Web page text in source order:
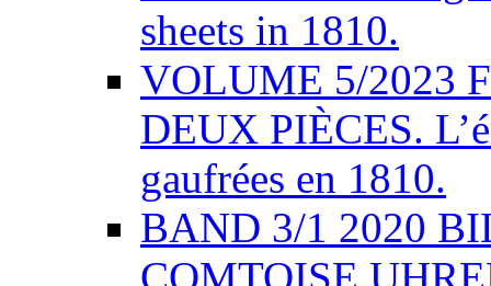
sheets in 1810.
VOLUME 5/2023
DEUX PIÈCES.
gaufrées en 1810.
BAND 3/1 2020